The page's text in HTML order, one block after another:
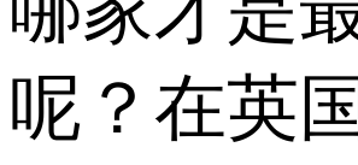
呢？在英